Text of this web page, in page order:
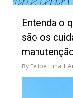
Entenda o
são os
By Felipe Lima